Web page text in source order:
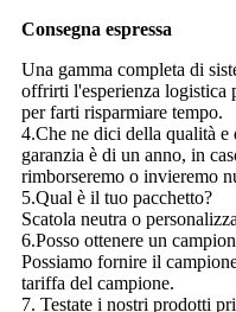
Consegna espressa
Una gamma completa di
offrirti l'esperienza logistica
per farti risparmiare tempo.
4.Che ne dici della qualità
garanzia è di un anno, in
rimborseremo o invieremo
5.Qual è il tuo pacchetto?
Scatola neutra o
6.Posso ottenere un
Possiamo fornire il
tariffa del campione.
7. Testate i nostri prodotti